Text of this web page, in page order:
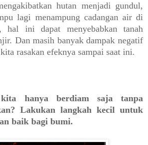
hutan menjadi gundul,
lagi menampung cadangan air di
hal ini dapat menyebabkan tanah
Dan masih banyak dampak negatif
rasakan efeknya sampai saat ini.
hanya berdiam saja tanpa
Lakukan langkah kecil untuk
baik bagi bumi.